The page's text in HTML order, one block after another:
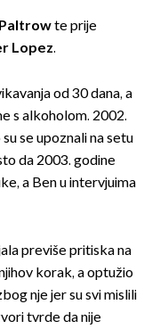
te prije
Lopez.
od 30 dana, a
s alkoholom. 2002.
se upoznali na setu
da 2003. godine
a Ben u intervjuima
previše pritiska na
korak, a optužio
nje jer su svi mislili
tvrde da nije